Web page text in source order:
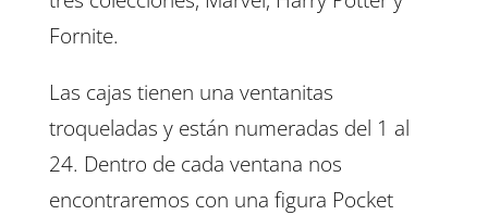
Fornite.
Las cajas tienen una ventanitas
troqueladas y están numeradas del 1 al
24. Dentro de cada ventana nos
encontraremos con una figura Pocket